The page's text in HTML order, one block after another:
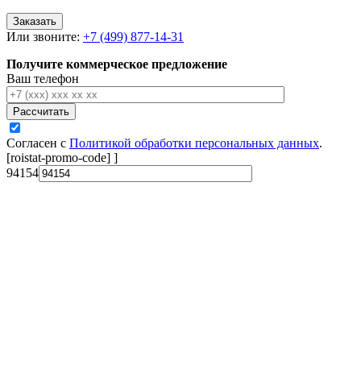
Заказать
Или звоните: +7 (499) 877-14-31
Получите коммерческое предложение
Ваш телефон
Рассчитать
Согласен с Политикой обработки персональных данных.
[roistat-promo-code] ]
94154